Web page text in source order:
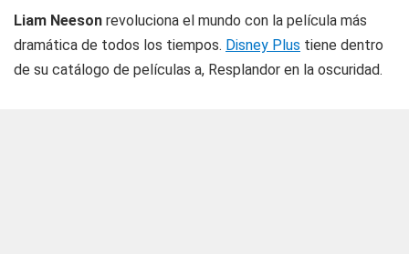
Liam Neeson revoluciona el mundo con la película más
dramática de todos los tiempos. Disney Plus tiene dentro
de su catálogo de películas a, Resplandor en la oscuridad.